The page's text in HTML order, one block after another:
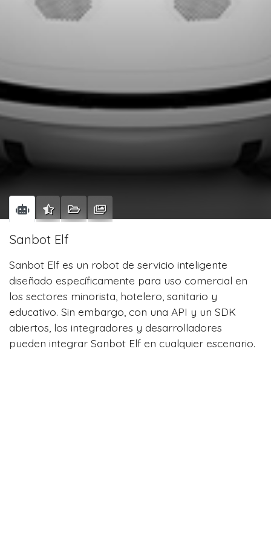
Sanbot Elf
Sanbot Elf es un robot de servicio inteligente
diseñado específicamente para uso comercial en
los sectores minorista, hotelero, sanitario y
educativo. Sin embargo, con una API y un SDK
abiertos, los integradores y desarrolladores
pueden integrar Sanbot Elf en cualquier escenario.